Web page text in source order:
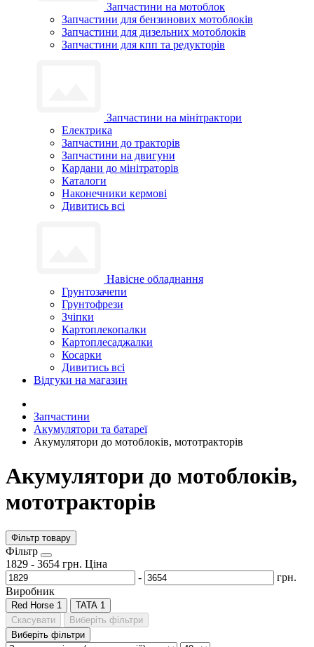
Запчастини на мотоблок
Запчастини для бензинових мотоблоків
Запчастини для дизельних мотоблоків
Запчастини для кпп та редукторів
Запчастини на мінітрактори
Електрика
Запчастини до тракторів
Запчастини на двигуни
Кардани до мінітраторів
Каталоги
Наконечники кермові
Дивитись всі
Навісне обладнання
Грунтозачепи
Грунтофрези
Зчіпки
Картоплекопалки
Картоплесаджалки
Косарки
Дивитись всі
Відгуки на магазин
Запчастини
Акумулятори та батареї
Акумулятори до мотоблоків, мототракторів
Акумулятори до мотоблоків,
мототракторів
Фільтр товару
Фiльтр
1829 - 3654 грн. Ціна
-
грн.
Виробник
Red Horse 1 TATA 1
Скасувати
Виберіть фільтри
Виберіть фільтри